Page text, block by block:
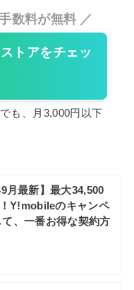
数料が無料 ／
トアをチェッ
も、月3,000円以下
9月最新】最大34,500
Y!mobileのキャンペ
、一番お得な契約方